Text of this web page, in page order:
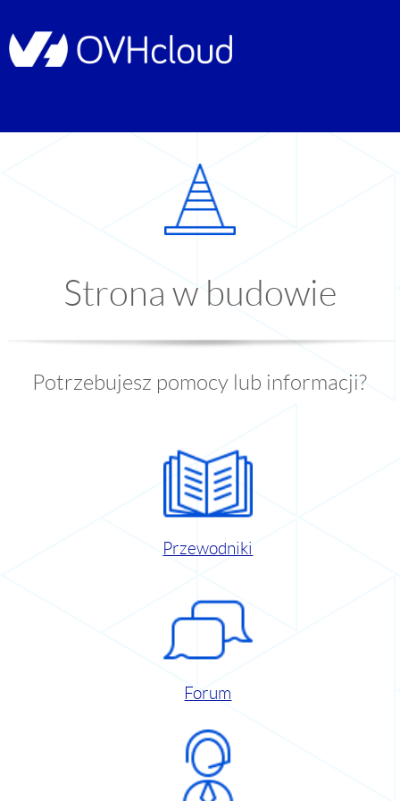
Strona w budowie
Potrzebujesz pomocy lub informacji?
Przewodniki
Forum